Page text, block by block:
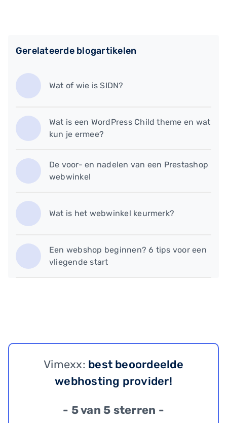
Gerelateerde blogartikelen
Wat of wie is SIDN?
Wat is een WordPress Child theme en wat
kun je ermee?
De voor- en nadelen van een Prestashop
webwinkel
Wat is het webwinkel keurmerk?
Een webshop beginnen? 6 tips voor een
vliegende start
Vimexx: best beoordeelde
webhosting provider!
- 5 van 5 sterren -